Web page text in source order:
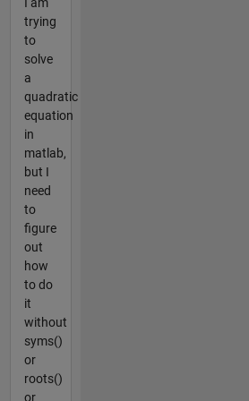
trying
to
solve
a
quadratic
equation
in
matlab,
but I
need
to
figure
out
how
to do
it
without
syms()
or
roots()
or